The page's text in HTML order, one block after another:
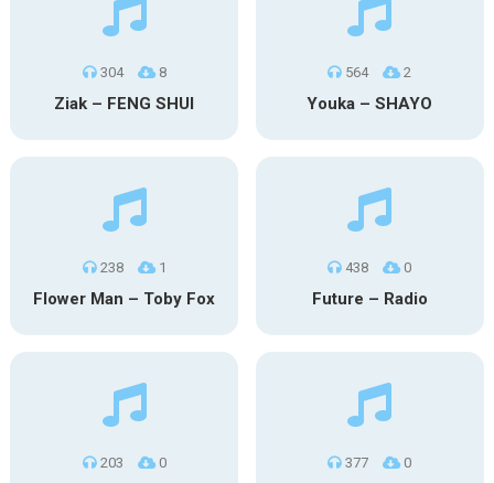
304 8
Ziak – FENG SHUI
564 2
Youka – SHAYO
238 1
Flower Man – Toby Fox
438 0
Future – Radio
203 0 377 0